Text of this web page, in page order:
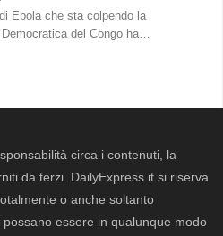
Ebola che sta colpendo la
del Congo ha…
circa i contenuti, la
da terzi. DailyExpress.it si riserva
o anche soltanto
essere in qualunque modo